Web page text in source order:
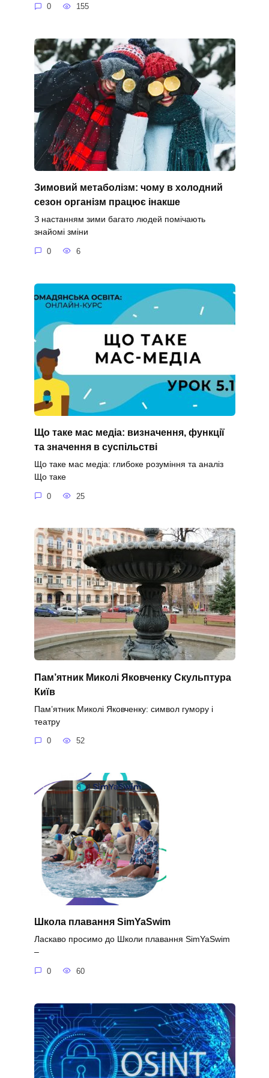
0 155
Зимовий метаболізм: чому в холодний
сезон організм працює інакше
З настанням зими багато людей помічають
знайомі зміни
0 6
Що таке мас медіа: визначення, функції
та значення в суспільстві
Що таке мас медіа: глибоке розуміння та аналіз
Що таке
0 25
Пам’ятник Миколі Яковченку Скульптура
Київ
Пам’ятник Миколі Яковченку: символ гумору і
театру
0 52
Школа плавання SimYaSwim
Ласкаво просимо до Школи плавання SimYaSwim
–
0 60